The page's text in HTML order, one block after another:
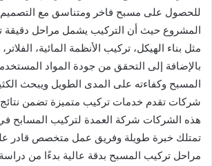
للحصول على مسبح فاخر ومتناسق مع التصميم
المشروع حيث أن التركيب يشمل مراحل دقيقة
مثل بناء الهيكل، تركيب الأنظمة المائية، الفلاتر،
بالإضافة إلى التحقق من جودة المواد
المسبح وكفاءته على المدى الطويل ويبحث
شركات تقدم خدمات تركيب متميزة تضمن نتائج
هذه الشركات شركة العمدة لتركيب المسابح في
تمتلك خبرة طويلة وفريق عمل متخصص قادر
مراحل تركيب المسبح بدقة عالية بدءًا من